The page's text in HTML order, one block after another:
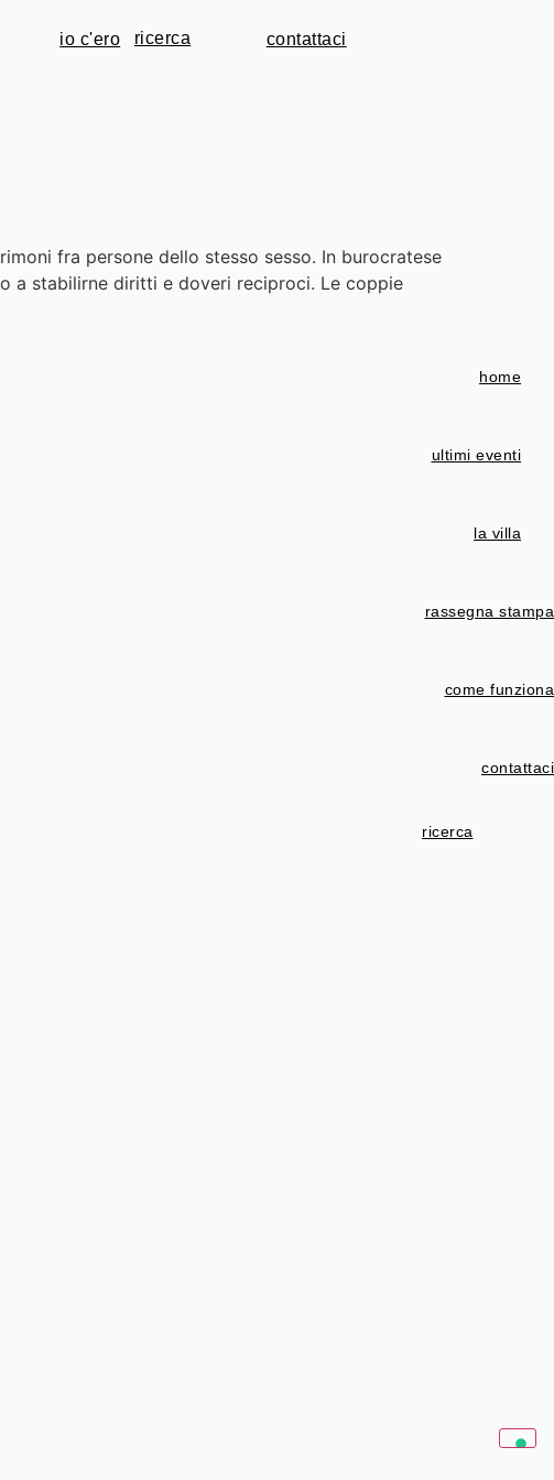
contattaci
io c'ero
fra persone dello stesso sesso. In burocratese
a stabilirne diritti e doveri reciproci. Le coppie
home
ultimi eventi
la villa
rassegna stampa
come funziona
contattaci